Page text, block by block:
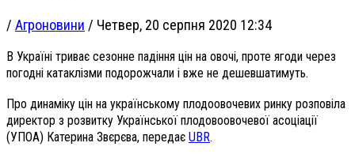
/ Агроновини / Четвер, 20 серпня 2020 12:34
В Україні триває сезонне падіння цін на овочі, проте ягоди через
погодні катаклізми подорожчали і вже не дешевшатимуть.
Про динаміку цін на українському плодоовочевих ринку розповіла
директор з розвитку Української плодовоовочевої асоціації
(УПОА) Катерина Звєрєва, передає UBR.